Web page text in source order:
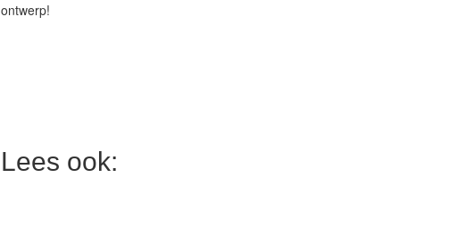
ontwerp!
Lees ook: